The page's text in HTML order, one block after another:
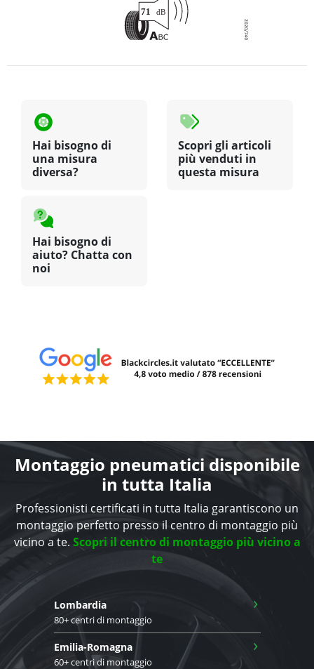
Hai bisogno di
una misura
diversa?
Scopri gli articoli
più venduti in
questa misura
Hai bisogno di
aiuto? Chatta con
noi
Montaggio pneumatici disponibile
in tutta Italia
Professionisti certificati in tutta Italia garantiscono un
montaggio perfetto presso il centro di montaggio più
vicino a te. Scopri il centro di montaggio più vicino a
te
Lombardia
80+ centri di montaggio
›
Emilia-Romagna
60+ centri di montaggio
›